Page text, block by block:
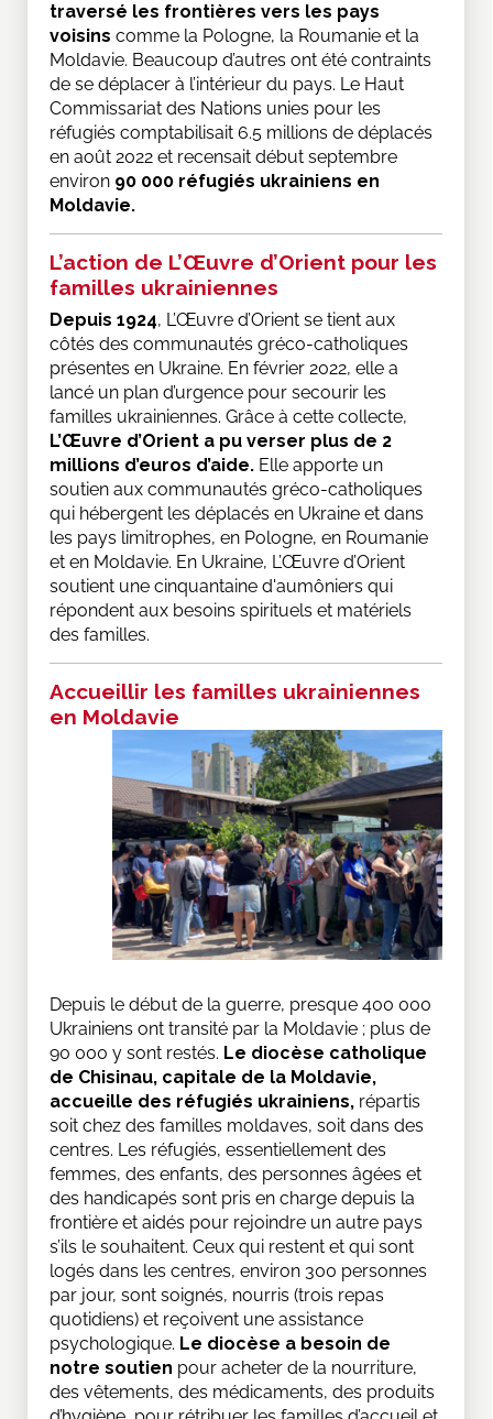
traversé les frontières vers les pays
voisins comme la Pologne, la Roumanie et la
Moldavie. Beaucoup d’autres ont été contraints
de se déplacer à l’intérieur du pays. Le Haut
Commissariat des Nations unies pour les
réfugiés comptabilisait 6.5 millions de déplacés
en août 2022 et recensait début septembre
environ 90 000 réfugiés ukrainiens en
Moldavie.
L’action de L’Œuvre d’Orient pour les
familles ukrainiennes
Depuis 1924, L’Œuvre d’Orient se tient aux
côtés des communautés gréco-catholiques
présentes en Ukraine. En février 2022, elle a
lancé un plan d’urgence pour secourir les
familles ukrainiennes. Grâce à cette collecte,
L’Œuvre d’Orient a pu verser plus de 2
millions d’euros d’aide. Elle apporte un
soutien aux communautés gréco-catholiques
qui hébergent les déplacés en Ukraine et dans
les pays limitrophes, en Pologne, en Roumanie
et en Moldavie. En Ukraine, L’Œuvre d’Orient
soutient une cinquantaine d'aumôniers qui
répondent aux besoins spirituels et matériels
des familles.
Accueillir les familles ukrainiennes
en Moldavie
Depuis le début de la guerre, presque 400 000
Ukrainiens ont transité par la Moldavie ; plus de
90 000 y sont restés. Le diocèse catholique
de Chisinau, capitale de la Moldavie,
accueille des réfugiés ukrainiens, répartis
soit chez des familles moldaves, soit dans des
centres. Les réfugiés, essentiellement des
femmes, des enfants, des personnes âgées et
des handicapés sont pris en charge depuis la
frontière et aidés pour rejoindre un autre pays
s’ils le souhaitent. Ceux qui restent et qui sont
logés dans les centres, environ 300 personnes
par jour, sont soignés, nourris (trois repas
quotidiens) et reçoivent une assistance
psychologique. Le diocèse a besoin de
notre soutien pour acheter de la nourriture,
des vêtements, des médicaments, des produits